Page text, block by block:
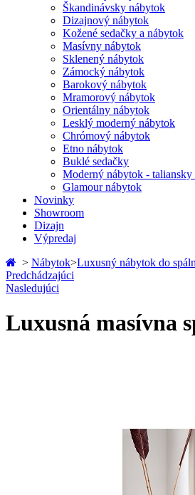
Škandinávsky nábytok
Dizajnový nábytok
Kožené sedačky a nábytok
Masívny nábytok
Sklenený nábytok
Zámocký nábytok
Barokový nábytok
Mramorový nábytok
Orientálny nábytok
Lesklý moderný nábytok
Chrómový nábytok
Etno nábytok
Buklé sedačky
Moderný nábytok - taliansky
Glamour nábytok
Novinky
Showroom
Dizajn
Výpredaj
> Nábytok>Luxusný nábytok do
Predchádzajúci
Nasledujúci
Luxusná masívna